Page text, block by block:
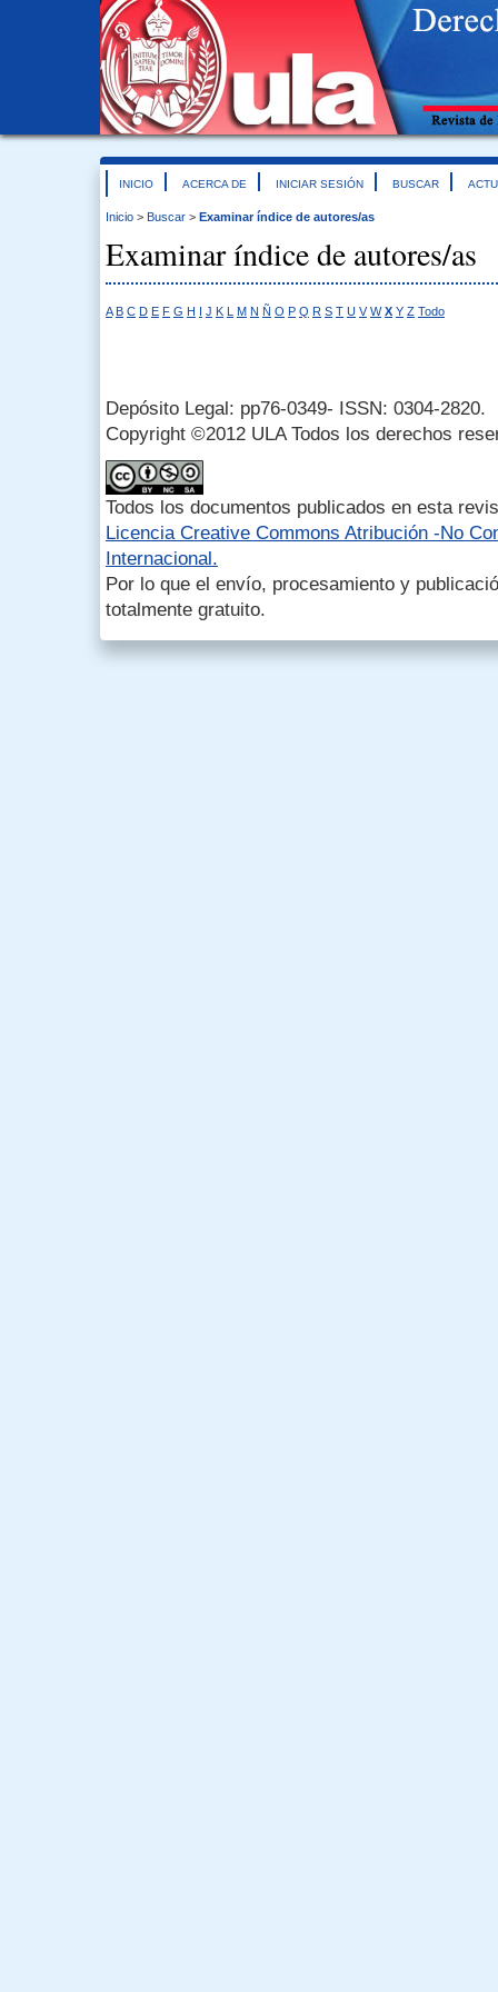
INICIO ACERCA DE INICIAR SESIÓN BUSCAR
Inicio > Buscar > Examinar índice de autores/as
Examinar índice de autores/as
A B C D E F G H I J K L M N Ñ O P Q R S T U V W X Y Z Todo
Depósito Legal: pp76-0349- ISSN: 0304-2820.
Copyright ©2012 ULA Todos los derechos
Todos los documentos publicados en esta
Licencia Creative Commons Atribución -No
Internacional.
Por lo que el envío, procesamiento y
totalmente gratuito.